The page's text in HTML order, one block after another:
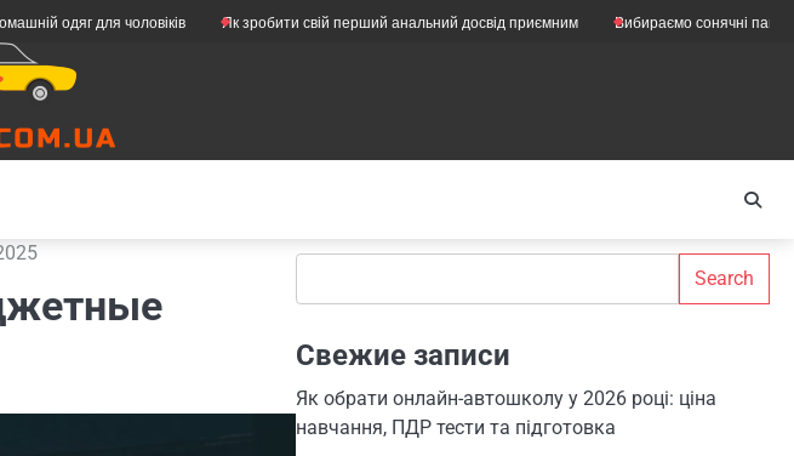
для чоловіків Як зробити свій перший анальний досвід приємним Вибираємо сонячні панелі для
Search
Свежие записи
Як обрати онлайн-автошколу у 2026 році: ціна
навчання, ПДР тести та підготовка